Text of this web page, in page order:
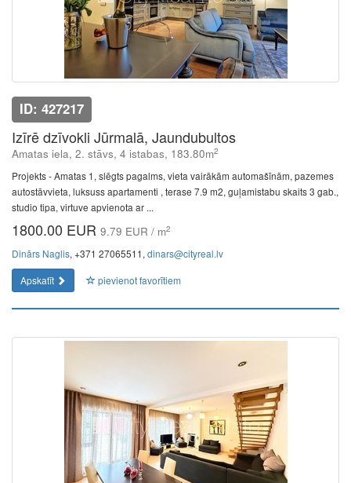
ID: 427217
Izīrē dzīvokli Jūrmalā, Jaundubultos
Amatas iela, 2. stāvs, 4 istabas, 183.80m2
Projekts - Amatas 1, slēgts pagalms, vieta vairākām automašīnām, pazemes
autostāvvieta, luksuss apartamenti , terase 7.9 m2, guļamistabu skaits 3 gab.,
studio tipa, virtuve apvienota ar ...
1800.00 EUR 9.79 EUR / m2
Dinārs Naglis, +371 27065511, dinars@cityreal.lv
Apskatīt
pievienot favorītiem